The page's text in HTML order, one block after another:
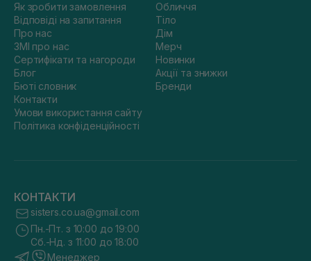
Як зробити замовлення
Відповіді на запитання
Про нас
ЗМІ про нас
Сертифікати та нагороди
Блог
Бюті словник
Контакти
Умови використання сайту
Політика конфіденційності
Обличчя
Тіло
Дім
Мерч
Новинки
Акції та знижки
Бренди
КОНТАКТИ
sisters.co.ua@gmail.com
Пн.-Пт. з 10:00 до 19:00
Сб.-Нд. з 11:00 до 18:00
Менеджер